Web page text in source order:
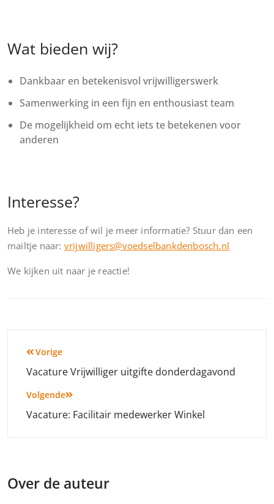
Wat bieden wij?
Dankbaar en betekenisvol vrijwilligerswerk
Samenwerking in een fijn en enthousiast team
De mogelijkheid om echt iets te betekenen voor
anderen
Interesse?
Heb je interesse of wil je meer informatie? Stuur dan een
mailtje naar: vrijwilligers@voedselbankdenbosch.nl
We kijken uit naar je reactie!
Bericht
navigatie
Vorige
Vacature Vrijwilliger uitgifte donderdagavond
Volgende
Vacature: Facilitair medewerker Winkel
Over de auteur